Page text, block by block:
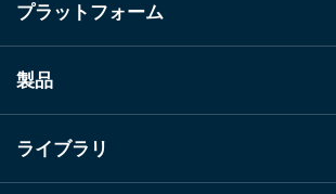
プラットフォーム
製品
ライブラリ